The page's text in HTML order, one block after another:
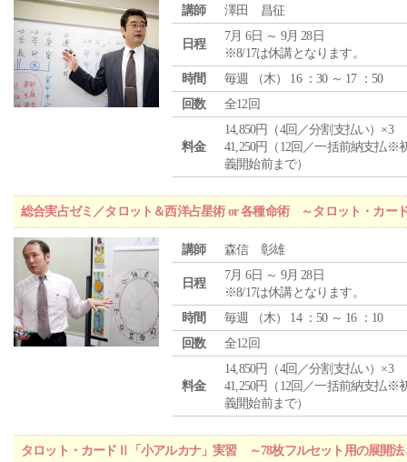
講師 澤田 昌征
日程
7月 6日 ～ 9月 28日
※8/17は休講となります。
時間
毎週 （木） 16 ：30 ～ 17 ：50
回数
全12回
料金
14,850円（4回／分割支払い）×3
41,250円（12回／一括前納支払※
義開始前まで）
総合実占ゼミ／タロット＆西洋占星術 or 各種命術 ～タロット・カー
講師 森信 彰雄
日程
7月 6日 ～ 9月 28日
※8/17は休講となります。
時間
毎週 （木） 14 ：50 ～ 16 ：10
回数
全12回
料金
14,850円（4回／分割支払い）×3
41,250円（12回／一括前納支払※
義開始前まで）
タロット・カードⅡ「小アルカナ」実習 ～78枚フルセット用の展開法